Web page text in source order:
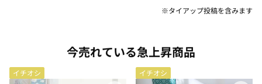
※タイアップ投稿を含みます
今売れている急上昇商品
イチオシ イチオシ